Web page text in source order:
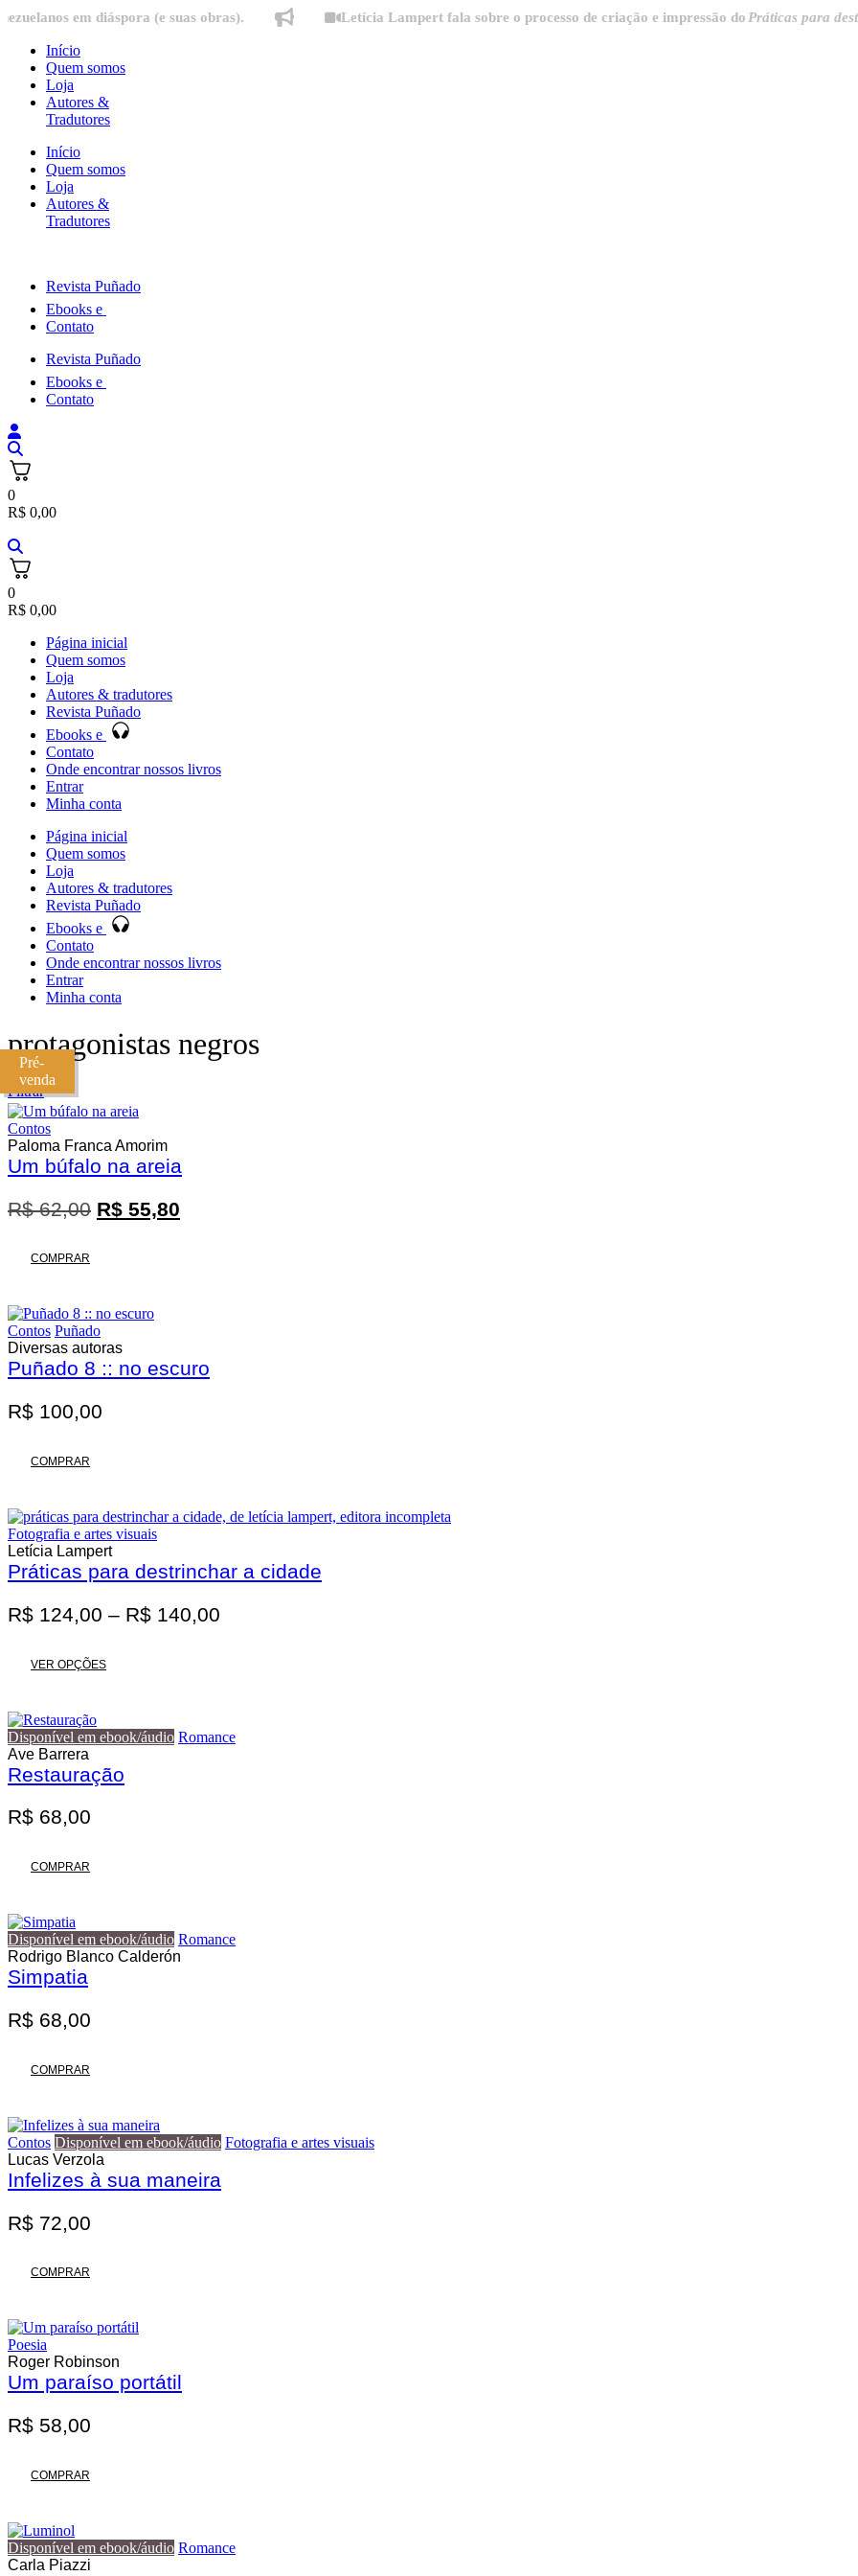
Ir
conteúdo
em diáspora (e suas obras). Letícia Lampert fala sobre o processo de criação e impressão doPráticas para destrinchar
Início
Quem somos
Loja
Autores &
Tradutores
Início
Quem somos
Loja
Autores &
Tradutores
Revista Puñado
Ebooks e
Contato
Revista Puñado
Ebooks e
Contato
0
R$ 0,00
0
R$ 0,00
Página inicial
Quem somos
Loja
Autores & tradutores
Revista Puñado
Ebooks e
Contato
Onde encontrar nossos livros
Entrar
Minha conta
Página inicial
Quem somos
Loja
Autores & tradutores
Revista Puñado
Ebooks e
Contato
Onde encontrar nossos livros
Entrar
Minha conta
protagonistas negros
Filtrar
Promoção
Pré-
venda
Contos
Paloma Franca Amorim
Um búfalo na areia
R$62,00 O
R$ 55,80
COMPRAR
Contos Puñado
Diversas autoras
Puñado 8 :: no escuro
R$ 100,00
COMPRAR
Fotografia e artes visuais
Letícia Lampert
Práticas para destrinchar a cidade
R$ 124,00 – R$ 140,00
VER OPÇÕES
As
Disponível em ebook/áudio Romance
Ave Barrera
Restauração
R$ 68,00
COMPRAR
Disponível em ebook/áudio Romance
Rodrigo Blanco Calderón
Simpatia
R$ 68,00
COMPRAR
Contos Disponível em ebook/áudio Fotografia e artes visuais
Lucas Verzola
Infelizes à sua maneira
R$ 72,00
COMPRAR
Poesia
Roger Robinson
Um paraíso portátil
R$ 58,00
COMPRAR
Disponível em ebook/áudio Romance
Carla Piazzi